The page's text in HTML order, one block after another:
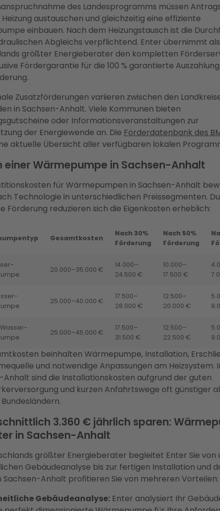
des Landesprogramms müssen
austauschen und gleichzeitig eine effiziente
einbauen. Nach dem Heizungstausch ist die
Abgleichs verpflichtend. Enter übernimmt als
größter Energieberater den kompletten
Fördergarantie für die 100 % garantierte
Zusatzförderungen variieren zwischen den
in Sachsen-Anhalt. Viele Kommunen bieten
oder Informationsveranstaltungen zur
der Energiewende an. Die Förderdatenbank des
aktuelle Übersicht aller verfügbaren lokalen
einer Wärmepumpe in Sachsen-Anhalt
für Wärmepumpen in Sachsen-Anhalt
Technologie in unterschiedlichen Preissegmenten.
Förderung reduzieren sich die Eigenkosten erheblich:
Gesamtkosten
Nach 30%
Förderung
Nach 50%
Förderung
20.000–35.000 €
14.000–
24.500 €
10.000–
17.500 €
25.000–40.000 €
17.500–
28.000 €
12.500–
20.000 €
25.000–45.000 €
17.500–
31.500 €
12.500–
22.500 €
beinhalten Wärmepumpe, Installation,
und notwendige Anpassungen am Heizsystem.
Anhalt sind die Installationskosten aufgrund der guten
und kurzen Anfahrtswege oft günstiger
3.360 € jährlich sparen:
in Sachsen-Anhalt
größter Energieberater begleitet Enter Sie von
Gebäudeanalyse bis zur fertigen Installation und
Sachsen-Anhalt profitieren Sie von mehreren Vorteilen:
Gebäudeanalyse: Enter analysiert Ihr